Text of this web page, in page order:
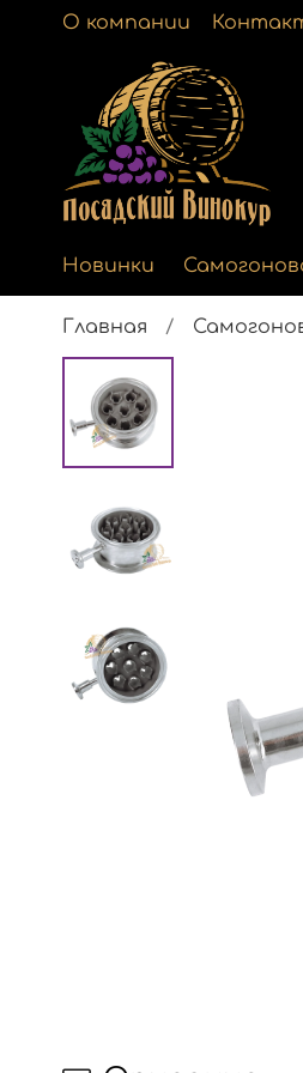
О компании
Новинки
Главная